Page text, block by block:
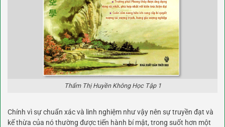
Thẩm Thị Huyền Không Học Tập 1
Chính vì sự chuẩn xác và linh nghiệm như vậy nên sự truyền đạt và
kế thừa của nó thường được tiến hành bí mật, trong suốt hơn một